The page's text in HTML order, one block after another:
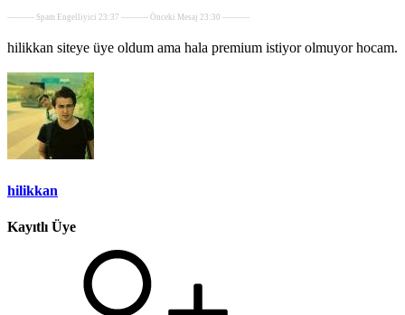
---------- Spam Engelliyici 23:37 ---------- Önceki Mesaj 23:30 ----------
hilikkan siteye üye oldum ama hala premium istiyor olmuyor hocam.
hilikkan
Kayıtlı Üye